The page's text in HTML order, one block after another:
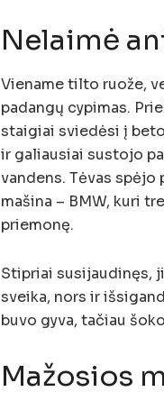
Nelaimė
Viename tilto ruože,
padangų cypimas.
staigiai sviedėsi į
ir galiausiai sustojo
vandens. Tėvas
mašina – BMW, kuri
priemonę.
Stipriai susijaudinęs,
sveika, nors ir
buvo gyva, tačiau
Mažosios